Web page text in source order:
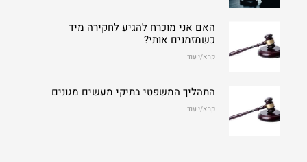
האם אני מוכרח להגיע לחקירה מיד
כשמזמנים אותי?
קרא/י עוד
התהליך המשפטי בתיקי מעשים מגונים
קרא/י עוד